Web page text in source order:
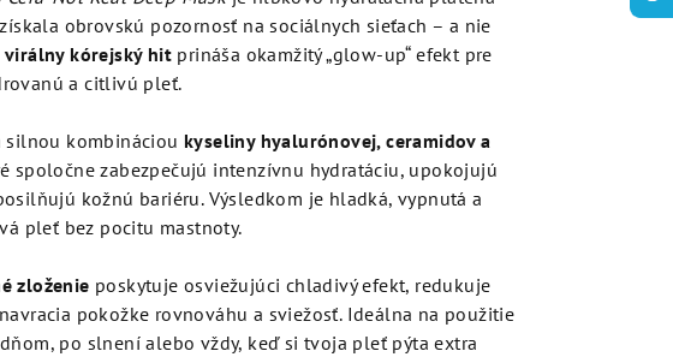
obrovskú pozornosť na sociálnych sieťach – a nie
virálny kórejský hit prináša okamžitý „glow-up“ efekt pre
a citlivú pleť.
silnou kombináciou kyseliny hyalurónovej, ceramidov a
spoločne zabezpečujú intenzívnu hydratáciu, upokojujú
kožnú bariéru. Výsledkom je hladká, vypnutá a
pleť bez pocitu mastnoty.
zloženie poskytuje osviežujúci chladivý efekt, redukuje
pokožke rovnováhu a sviežosť. Ideálna na použitie
po slnení alebo vždy, keď si tvoja pleť pýta extra